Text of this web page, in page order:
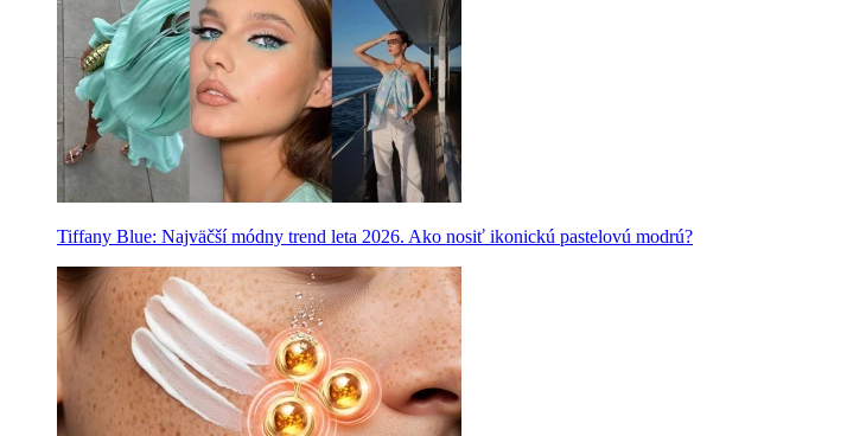
Tiffany Blue: Najväčší módny trend leta 2026. Ako nosiť ikonickú pastelovú modrú?